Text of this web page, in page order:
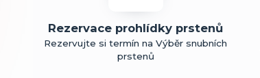
Rezervace prohlídky prstenů
Rezervujte si termín na Výběr snubních
prstenů